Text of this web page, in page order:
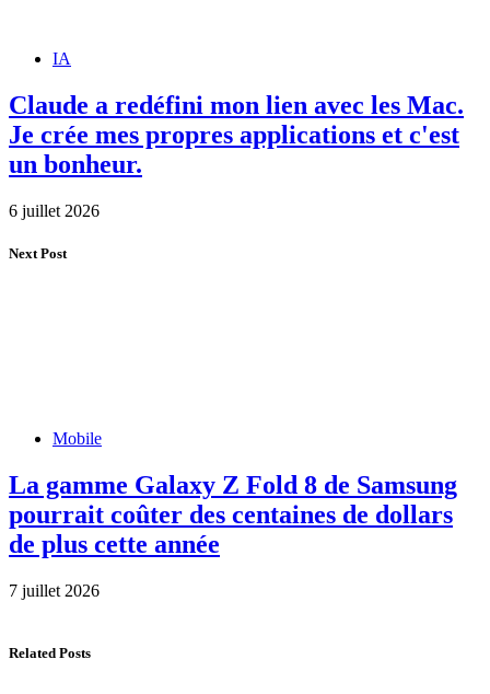
IA
Claude a redéfini mon lien avec les Mac.
Je crée mes propres applications et c'est
un bonheur.
6 juillet 2026
Next Post
Mobile
La gamme Galaxy Z Fold 8 de Samsung
pourrait coûter des centaines de dollars
de plus cette année
7 juillet 2026
Related Posts